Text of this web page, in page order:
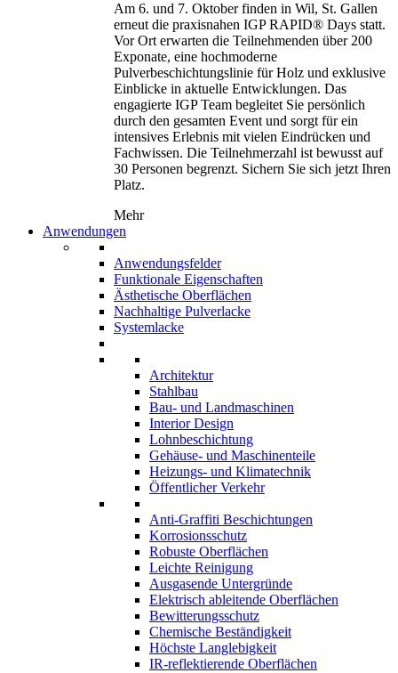
Am 6. und 7. Oktober finden in Wil, St. Gallen
erneut die praxisnahen IGP RAPID® Days statt.
Vor Ort erwarten die Teilnehmenden über 200
Exponate, eine hochmoderne
Pulverbeschichtungslinie für Holz und exklusive
Einblicke in aktuelle Entwicklungen. Das
engagierte IGP Team begleitet Sie persönlich
durch den gesamten Event und sorgt für ein
intensives Erlebnis mit vielen Eindrücken und
Fachwissen. Die Teilnehmerzahl ist bewusst auf
30 Personen begrenzt. Sichern Sie sich jetzt Ihren
Platz.
Mehr
Anwendungen
Anwendungsfelder
Funktionale Eigenschaften
Ästhetische Oberflächen
Nachhaltige Pulverlacke
Systemlacke
Architektur
Stahlbau
Bau- und Landmaschinen
Interior Design
Lohnbeschichtung
Gehäuse- und Maschinenteile
Heizungs- und Klimatechnik
Öffentlicher Verkehr
Anti-Graffiti Beschichtungen
Korrosionsschutz
Robuste Oberflächen
Leichte Reinigung
Ausgasende Untergründe
Elektrisch ableitende Oberflächen
Bewitterungsschutz
Chemische Beständigkeit
Höchste Langlebigkeit
IR-reflektierende Oberflächen